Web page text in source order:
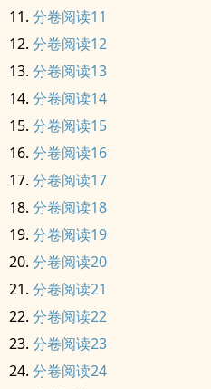
分卷阅读11
分卷阅读12
分卷阅读13
分卷阅读14
分卷阅读15
分卷阅读16
分卷阅读17
分卷阅读18
分卷阅读19
分卷阅读20
分卷阅读21
分卷阅读22
分卷阅读23
分卷阅读24